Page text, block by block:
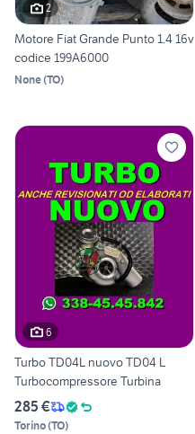
2
Motore Fiat Grande Punto 1.4 16v
codice 199A6000
None(TO)
6
Turbo TD04L nuovo TD04 L
Turbocompressore Turbina
285 €
Torino(TO)